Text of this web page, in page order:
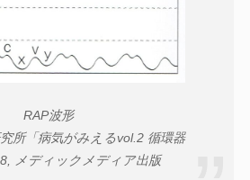
RAP波形
所「病気がみえるvol.2 循環器
メディックメディア出版